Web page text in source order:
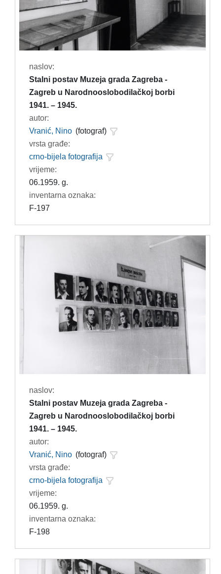
naslov:
Stalni postav Muzeja grada Zagreba -
Zagreb u Narodnooslobodilačkoj borbi
1941. – 1945.
autor:
Vranić, Nino (fotograf)
vrsta građe:
crno-bijela fotografija
vrijeme:
06.1959. g.
inventarna oznaka:
F-197
naslov:
Stalni postav Muzeja grada Zagreba -
Zagreb u Narodnooslobodilačkoj borbi
1941. – 1945.
autor:
Vranić, Nino (fotograf)
vrsta građe:
crno-bijela fotografija
vrijeme:
06.1959. g.
inventarna oznaka:
F-198